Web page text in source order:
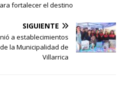
fortalecer el destino
SIGUIENTE
a establecimientos
la Municipalidad de
Villarrica